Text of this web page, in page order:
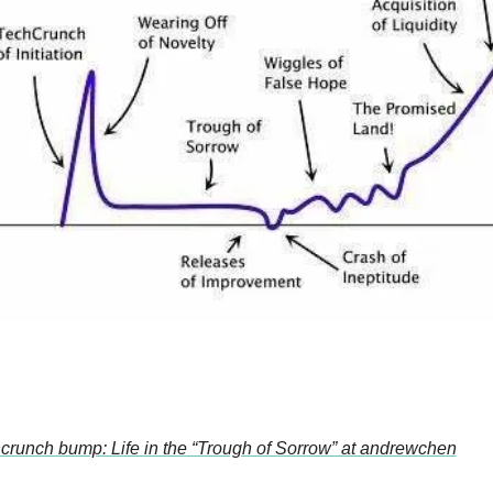
After the Techcrunch bump: Life in the “Trough of Sorrow” at andrewchen